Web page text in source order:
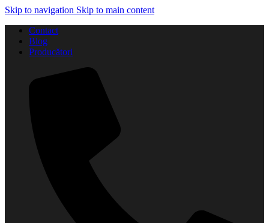
Skip to navigation Skip to main content
Contact
Blog
Producători